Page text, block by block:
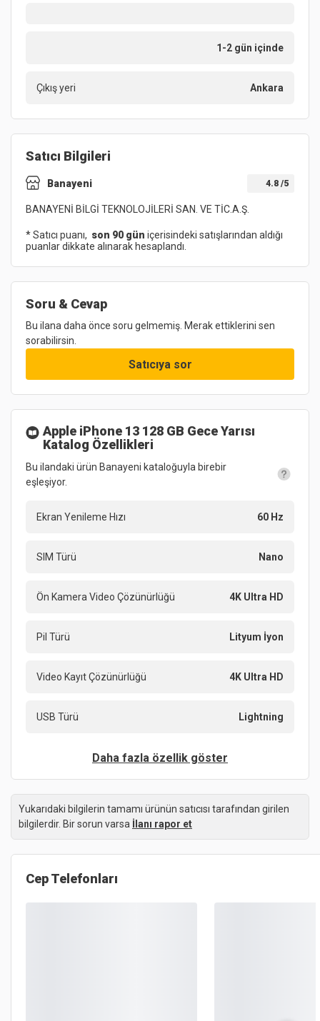
1-2 gün içinde
Çıkış yeri Ankara
Satıcı Bilgileri
Banayeni 4.8 /5
BANAYENİ BİLGİ TEKNOLOJİLERİ SAN. VE TİC.A.Ş.
* Satıcı puanı, son 90 gün içerisindeki satışlarından aldığı
puanlar dikkate alınarak hesaplandı.
Soru & Cevap
Bu ilana daha önce soru gelmemiş. Merak ettiklerini sen
sorabilirsin.
Satıcıya sor
Apple iPhone 13 128 GB Gece Yarısı
Katalog Özellikleri
Bu ilandaki ürün Banayeni kataloğuyla birebir
eşleşiyor.
Ekran Yenileme Hızı 60 Hz
SIM Türü Nano
Ön Kamera Video Çözünürlüğü 4K Ultra HD
Pil Türü Lityum İyon
Video Kayıt Çözünürlüğü 4K Ultra HD
USB Türü Lightning
Daha fazla özellik göster
Yukarıdaki bilgilerin tamamı ürünün satıcısı tarafından girilen
bilgilerdir. Bir sorun varsa İlanı rapor et
Cep Telefonları